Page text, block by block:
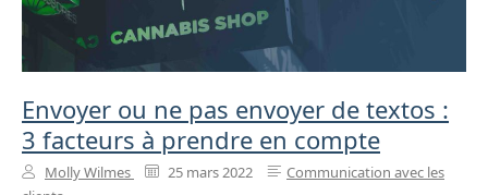
Envoyer ou ne pas envoyer de textos :
3 facteurs à prendre en compte
Molly Wilmes 25 mars 2022
Communication avec les